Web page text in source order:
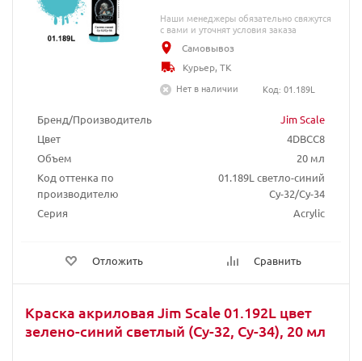
Бренд/Производитель
Jim Scale
Цвет
4DBCC8
Объем
20 мл
Код оттенка по
производителю
01.189L светло-синий
Су-32/Су-34
Серия
Acrylic
Отложить Сравнить
Наши менеджеры обязательно свяжутся
с вами и уточнят условия заказа
Самовывоз
Курьер, ТК
Нет в наличии
Код: 01.189L
Краска акриловая Jim Scale 01.192L цвет
зелено-синий светлый (Су-32, Су-34), 20 мл